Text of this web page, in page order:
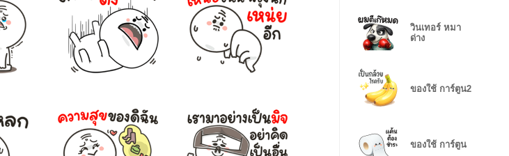
วินเทอร์ หมา
ด่าง
ของใช้ การ์ตูน2
ของใช้ การ์ตูน